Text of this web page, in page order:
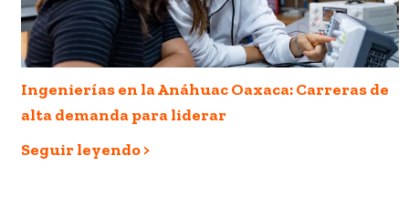
Ingenierías en la Anáhuac Oaxaca: Carreras de
alta demanda para liderar
Seguir leyendo >